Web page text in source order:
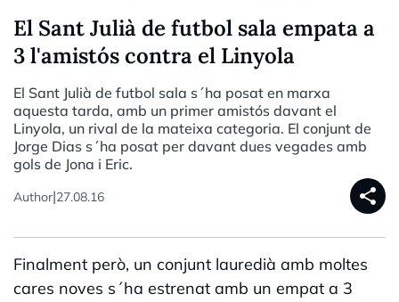
El Sant Julià de futbol sala empata a
3 l'amistós contra el Linyola
El Sant Julià de futbol sala s´ha posat en marxa
aquesta tarda, amb un primer amistós davant el
Linyola, un rival de la mateixa categoria. El conjunt de
Jorge Dias s´ha posat per davant dues vegades amb
gols de Jona i Eric.
Author|27.08.16 share
Finalment però, un conjunt lauredià amb moltes
cares noves s´ha estrenat amb un empat a 3